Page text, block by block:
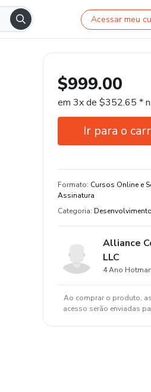
Acessar meu
$999.00
em 3x de $352.65 *
Ir para o
Formato: Cursos Online e
Assinatura
Categoria:
Alliance
LLC
4 Ano
Ao comprar o produto,
acesso serão enviadas